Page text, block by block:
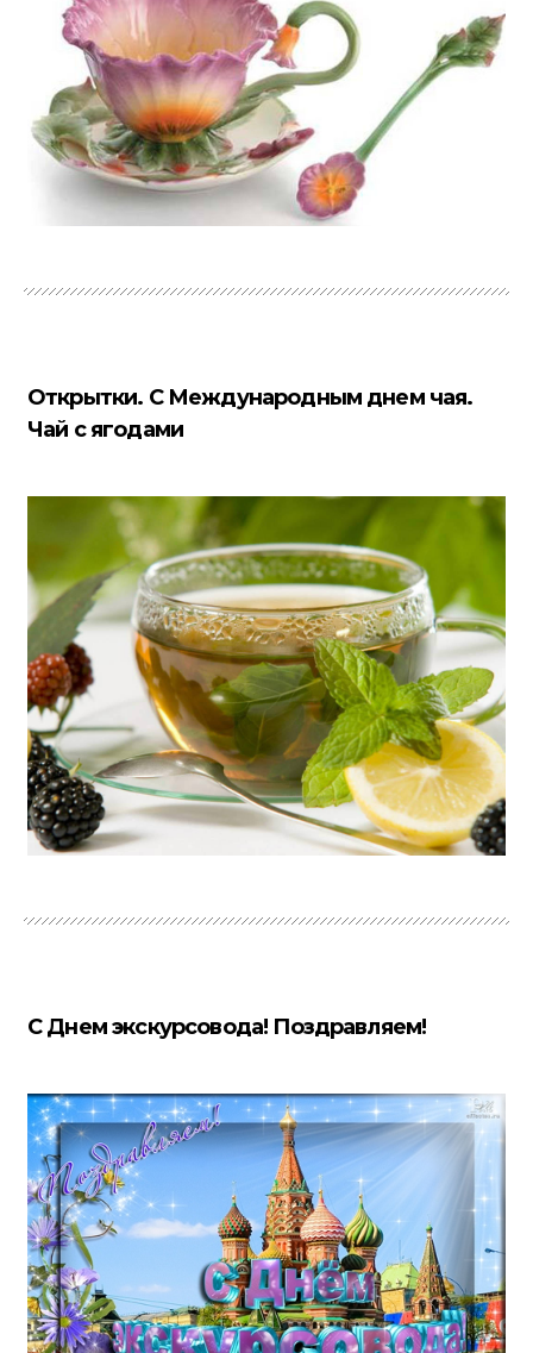
Открытки. С Международным днем чая.
Чай с ягодами
С Днем экскурсовода! Поздравляем!